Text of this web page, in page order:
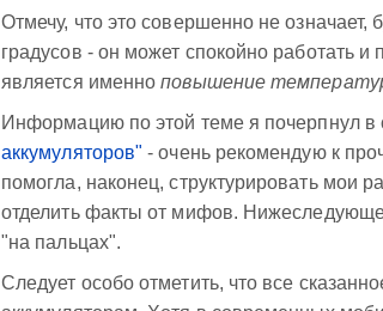
Отмечу, что это совершенно не
градусов - он может спокойно работать
является именноповышение
Информацию по этой теме я почерпнул в
аккумуляторов" - очень рекомендую к
помогла, наконец, структурировать мои
отделить факты от мифов.
"на пальцах".
Следует особо отметить, что все